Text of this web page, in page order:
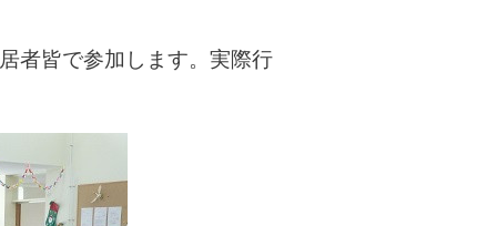
者皆で参加します。実際行